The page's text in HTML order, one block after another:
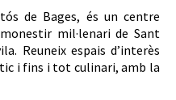
de Bages, és un centre
mil·lenari de Sant
Reuneix espais d’interès
i fins i tot culinari, amb la